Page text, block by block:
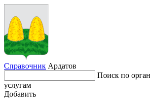
Справочник Ардатов
Поиск по
услугам
Добавить